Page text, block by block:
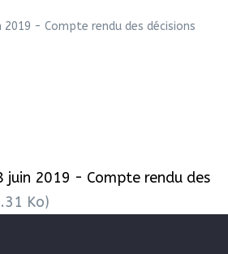
2019 - Compte rendu des décisions
juin 2019 - Compte rendu des
Ko)